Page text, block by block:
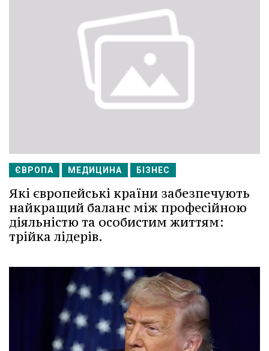
ЄВРОПА МЕДИЦИНА БІЗНЕС
Які європейські країни забезпечують
найкращий баланс між професійною
діяльністю та особистим життям:
трійка лідерів.